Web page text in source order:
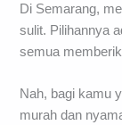
Di Semarang,
sulit. Pilihannya
semua
Nah, bagi kamu
murah dan